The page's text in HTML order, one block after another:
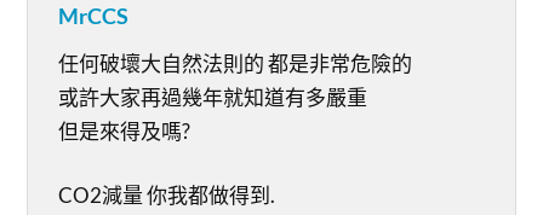
MrCCS
任何破壞大自然法則的 都是非常危險的
或許大家再過幾年就知道有多嚴重
但是來得及嗎?
CO2減量 你我都做得到.